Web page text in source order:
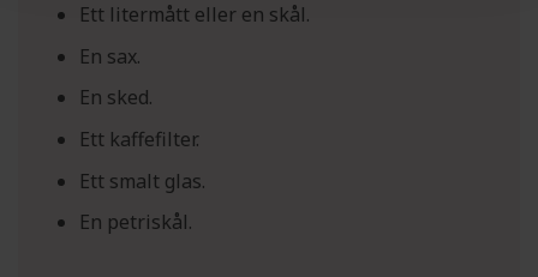
Ett litermått eller en skål.
En sax.
En sked.
Ett kaffefilter.
Ett smalt glas.
En petriskål.